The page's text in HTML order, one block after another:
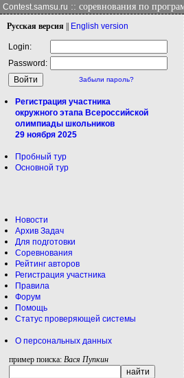
Contest.samsu.ru :: соревнования по
Русская версия Eng lish version
Login:
Password:
Забыли пароль?
Регистрация участника
окружного этапа Всероссийской
олимпиады школьников
29 ноября 2025
Пробный тур
Основной тур
Новости
Архив Задач
Для подготовки
Соревнования
Рейтинг авторов
Регистрация участника
Правила
Форум
Помощь
Статус проверяющей системы
О персональных данных
пример поиска: Вася Пупкин